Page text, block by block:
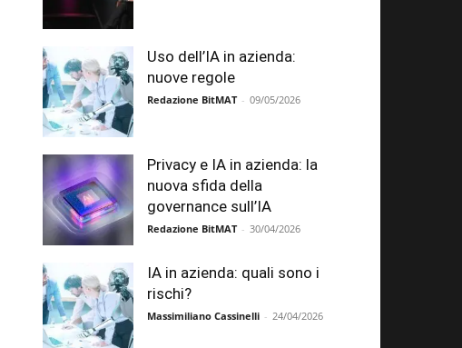
Uso dell’IA in azienda:
nuove regole
Redazione BitMAT - 09/05/2026
Privacy e IA in azienda: la
nuova sfida della
governance sull’IA
Redazione BitMAT - 30/04/2026
IA in azienda: quali sono i
rischi?
Massimiliano Cassinelli - 24/04/2026